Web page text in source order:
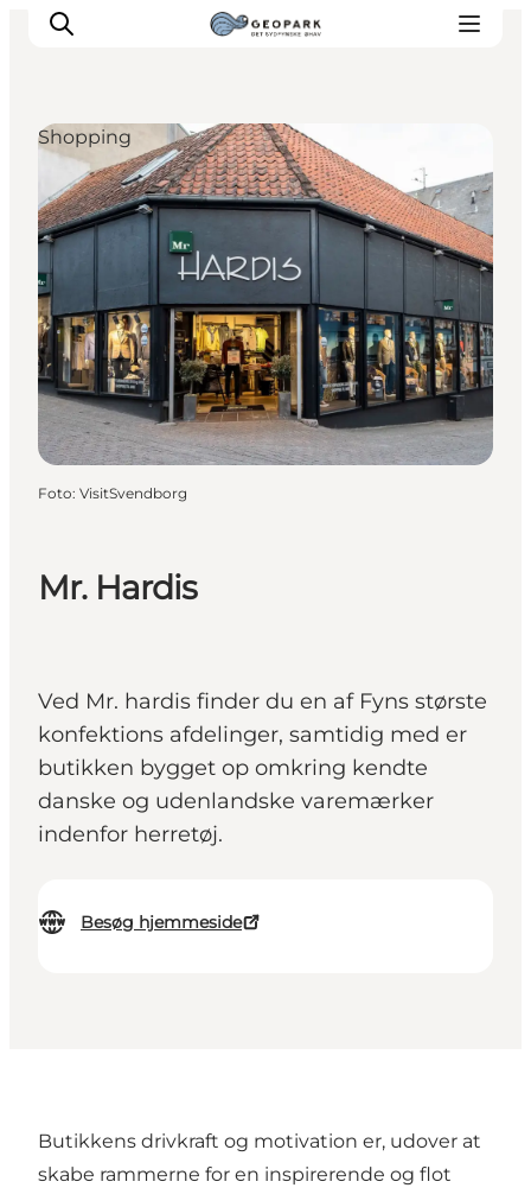
Mr. Hardis
Ved Mr. hardis finder du en af Fyns største
konfektions afdelinger, samtidig med er
butikken bygget op omkring kendte
danske og udenlandske varemærker
indenfor herretøj.
Besøg hjemmeside
Shopping
Foto: VisitSvendborg
Butikkens drivkraft og motivation er, udover at
skabe rammerne for en inspirerende og flot